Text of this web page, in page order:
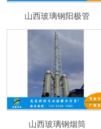
山西玻璃钢阳极管
山西玻璃钢烟筒